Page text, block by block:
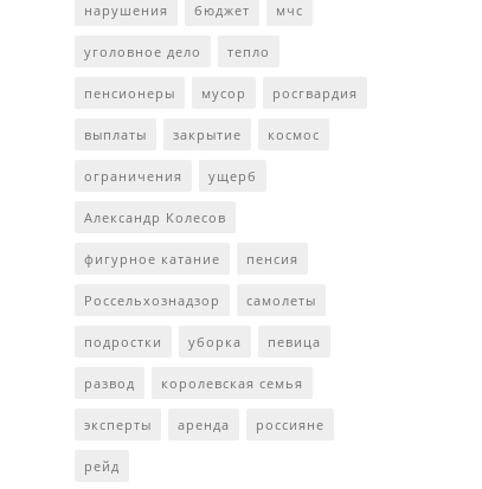
нарушения бюджет мчс
уголовное дело тепло
пенсионеры мусор росгвардия
выплаты закрытие космос
ограничения ущерб
Александр Колесов
фигурное катание пенсия
Россельхознадзор самолеты
подростки уборка певица
развод королевская семья
эксперты аренда россияне
рейд